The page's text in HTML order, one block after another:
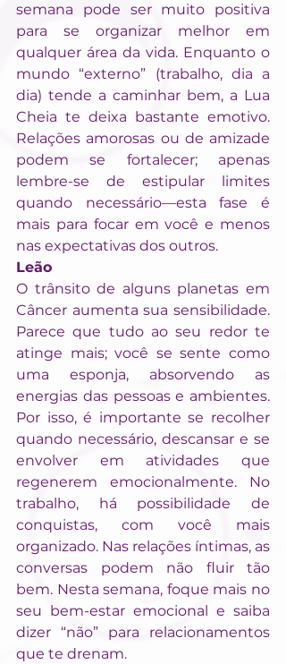
semana pode ser muito positiva
para se organizar melhor em
qualquer área da vida. Enquanto o
mundo “externo” (trabalho, dia a
dia) tende a caminhar bem, a Lua
Cheia te deixa bastante emotivo.
Relações amorosas ou de amizade
podem se fortalecer; apenas
lembre-se de estipular limites
quando necessário—esta fase é
mais para focar em você e menos
nas expectativas dos outros.
Leão
O trânsito de alguns planetas em
Câncer aumenta sua sensibilidade.
Parece que tudo ao seu redor te
atinge mais; você se sente como
uma esponja, absorvendo as
energias das pessoas e ambientes.
Por isso, é importante se recolher
quando necessário, descansar e se
envolver em atividades que
regenerem emocionalmente. No
trabalho, há possibilidade de
conquistas, com você mais
organizado. Nas relações íntimas, as
conversas podem não fluir tão
bem. Nesta semana, foque mais no
seu bem-estar emocional e saiba
dizer “não” para relacionamentos
que te drenam.